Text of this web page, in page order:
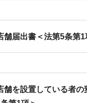
舗届出書＜法第5条第1
舗を設置している者の